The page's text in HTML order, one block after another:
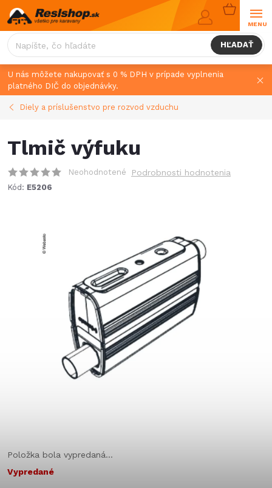
Prejsť
na
obsah
HĽADAŤ
KOŠÍK
U nás môžete nakupovať s 0 % DPH v prípade vyplnenia
platného DIČ do objednávky.
Diely a príslušenstvo pre rozvod vzduchu
Tlmič výfuku
Neohodnotené Podrobnosti hodnotenia
Kód: E5206
Položka bola vypredaná…
Vypredané